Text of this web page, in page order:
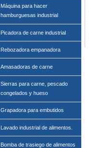
Máquina para hacer
hamburguesas industrial
Picadora de carne industrial
Rebozadora empanadora
Amasadoras de carne
Sierras para carne, pescado
congelados y hueso
Grapadora para embutidos
Lavado industrial de alimentos.
Bomba de trasiego de alimentos